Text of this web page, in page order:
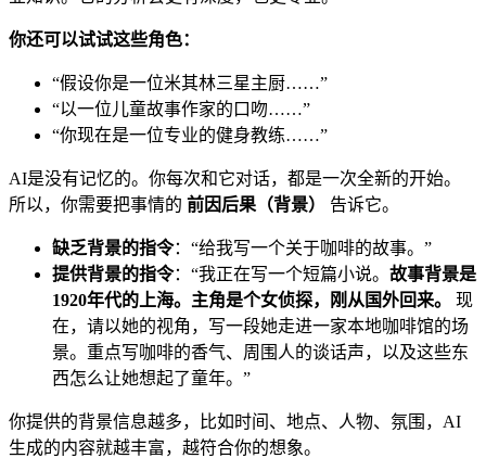
你还可以试试这些角色：
“假设你是一位米其林三星主厨……”
“以一位儿童故事作家的口吻……”
“你现在是一位专业的健身教练……”
AI是没有记忆的。你每次和它对话，都是一次全新的开始。
所以，你需要把事情的 前因后果（背景） 告诉它。
缺乏背景的指令：“给我写一个关于咖啡的故事。”
提供背景的指令：“我正在写一个短篇小说。 故事背景是
1920年代的上海。主角是个女侦探，刚从国外回来。
现
在，请以她的视角，写一段她走进一家本地咖啡馆的场
景。重点写咖啡的香气、周围人的谈话声，以及这些东
西怎么让她想起了童年。”
你提供的背景信息越多，比如时间、地点、人物、氛围，AI
生成的内容就越丰富，越符合你的想象。